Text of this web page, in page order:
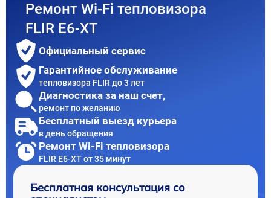
Ремонт Wi-Fi тепловизора
FLIR E6-XT
Официальный сервис
Гарантийное обслуживание
тепловизора FLIR до 3 лет
Диагностика за наш счет,
ремонт по желанию
Бесплатный выезд курьера
в день обращения
Ремонт Wi-Fi тепловизора
FLIR E6-XT от 35 минут
Бесплатная консультация со